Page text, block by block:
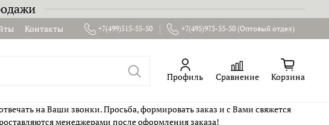
Контакты +7(499)515-55-50 +7(495)975-55-50 (Оптовый отдел)
Профиль Сравнение Корзина
на Ваши звонки. Просьба, формировать заказ и с Вами свяжется
менеджерами после оформления заказа!